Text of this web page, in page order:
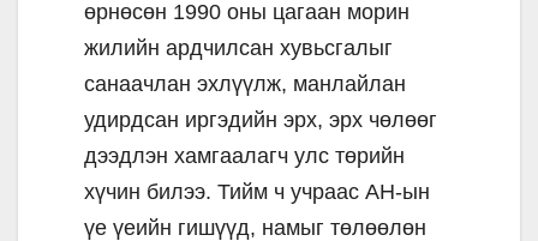
өрнөсөн 1990 оны цагаан морин
жилийн ардчилсан хувьсгалыг
санаачлан эхлүүлж, манлайлан
удирдсан иргэдийн эрх, эрх чөлөөг
дээдлэн хамгаалагч улс төрийн
хүчин билээ. Тийм ч учраас АН-ын
үе үеийн гишүүд, намыг төлөөлөн